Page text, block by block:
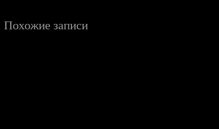
Похожие записи